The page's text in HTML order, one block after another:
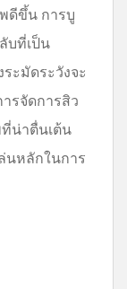
ดีขึ้น การบู
บที่เป็น
ะมัดระวังจะ
รจัดการสิว
น่าตื่นเต้น
นหลักในการ